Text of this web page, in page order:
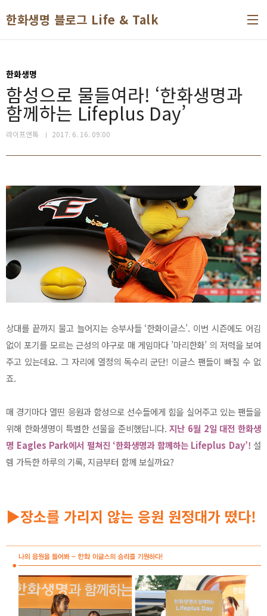
한화생명 블로그 Life & Talk
한화생명
함성으로 물들여라! ‘한화생명과
함께하는 Lifeplus Day’
라이프앤톡 2017. 6. 16. 09:00
상대를 끝까지 물고 늘어지는 승부사들 ‘한화이글스’. 이번 시즌에도 어김
없이 포기를 모르는 근성의 야구로 매 게임마다 ’마리한화’ 의 저력을 보여
주고 있는데요. 그 자리에 열정의 독수리 군단! 이글스 팬들이 빠질 수 없
죠.
매 경기마다 열띤 응원과 함성으로 선수들에게 힘을 실어주고 있는 팬들을
위해 한화생명이 특별한 선물을 준비했답니다.지난 6월 2일 대전 한화생
명 Eagles Park에서 펼쳐진 ‘한화생명과 함께하는 Lifeplus Day’! 설
렘 가득한 하루의 기록, 지금부터 함께 보실까요?
▶장소를 가리지 않는 응원 원정대가 떴다!